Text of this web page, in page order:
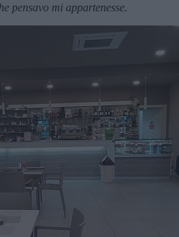
pensavo mi appartenesse.